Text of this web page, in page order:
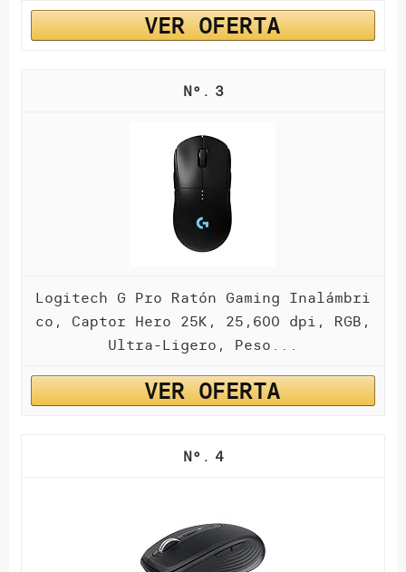
VER OFERTA
3
Logitech G Pro Ratón Gaming Inalámbri
co, Captor Hero 25K, 25,600 dpi, RGB,
Ultra-Ligero, Peso...
VER OFERTA
4